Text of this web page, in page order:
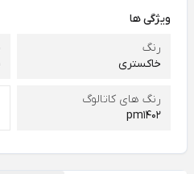
ویژگی ها
رنگ
خاکستری
رنگ های کاتالوگ
pm1402